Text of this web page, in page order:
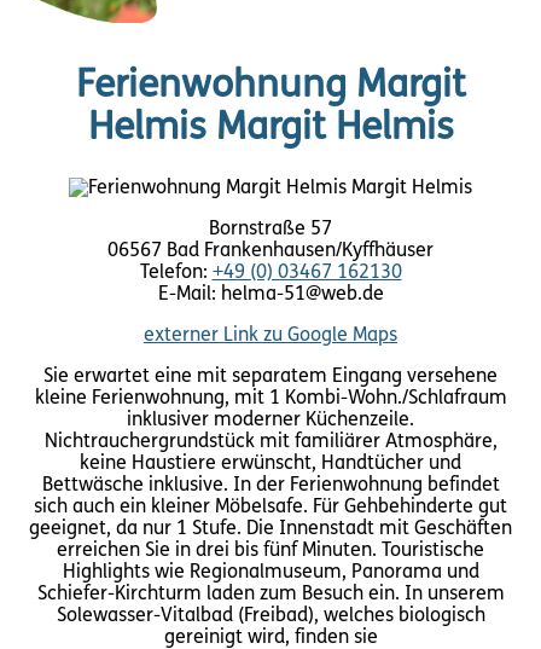
Ferienwohnung Margit
Helmis Margit Helmis
Bornstraße 57
06567 Bad Frankenhausen/Kyffhäuser
Telefon: +49 (0) 03467 162130
E-Mail: helma-51@web.de
externer Link zu Google Maps
Sie erwartet eine mit separatem Eingang versehene
kleine Ferienwohnung, mit 1 Kombi-Wohn./Schlafraum
inklusiver moderner Küchenzeile.
Nichtrauchergrundstück mit familiärer Atmosphäre,
keine Haustiere erwünscht, Handtücher und
Bettwäsche inklusive. In der Ferienwohnung befindet
sich auch ein kleiner Möbelsafe. Für Gehbehinderte gut
geeignet, da nur 1 Stufe. Die Innenstadt mit Geschäften
erreichen Sie in drei bis fünf Minuten. Touristische
Highlights wie Regionalmuseum, Panorama und
Schiefer-Kirchturm laden zum Besuch ein. In unserem
Solewasser-Vitalbad (Freibad), welches biologisch
gereinigt wird, finden sie